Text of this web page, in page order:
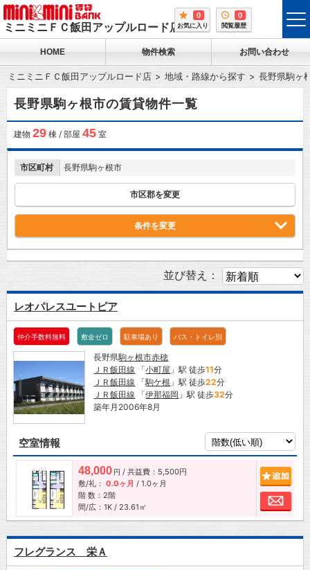
ミニミニＦＣ飯田アップルロード店
0
お気に入り
0
閲覧履歴
HOME 物件検索 お問い合わせ
ミニミニＦＣ飯田アップルロード店 地域・路線から探す 長野県駒ヶ
長野県駒ヶ根市の賃貸物件一覧
建物 29棟 / 部屋 45室
市区町村 長野県駒ヶ根市
市区郡を変更
条件を変更
並び替え：
レオパレスユートピア
仲介手数料無料 敷金ゼロ 駐車場あり バス・トイレ別
長野県駒ヶ根市赤穂
ＪＲ飯田線 「小町屋 」駅 徒歩11分
ＪＲ飯田線 「駒ケ根 」駅 徒歩22分
ＪＲ飯田線 「伊那福岡 」駅 徒歩32分
築年月2006年8月
空室情報
48,000 円 / 共益費：5,500円
敷/礼： 0.0ヶ月 / 1.0ヶ月
階 数：2階
間/広：1K / 23.61㎡
お
フレグランス 栄Ａ